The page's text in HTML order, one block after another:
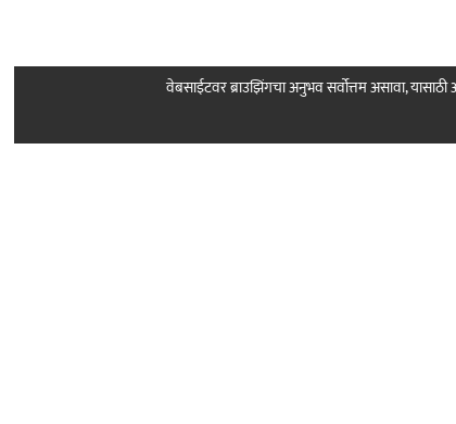
वेबसाईटवर ब्राउझिंगचा अनुभव सर्वोत्तम असावा,